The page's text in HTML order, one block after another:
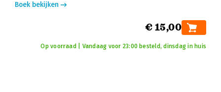
Boek bekijken
€ 15,00
Op voorraad | Vandaag voor 23:00 besteld, dinsdag in huis